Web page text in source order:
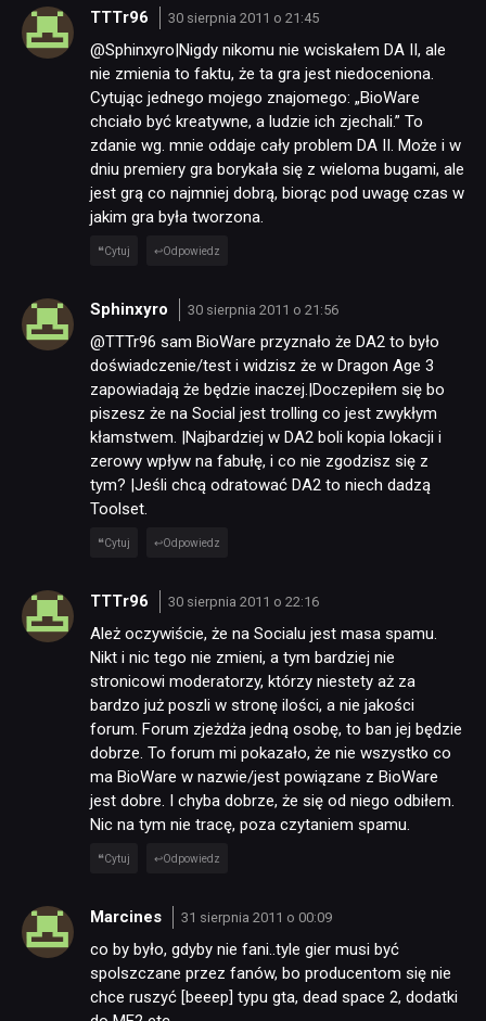
TTTr96 30 sierpnia 2011 o 21:45
@Sphinxyro|Nigdy nikomu nie wciskałem DA II, ale
nie zmienia to faktu, że ta gra jest niedoceniona.
Cytując jednego mojego znajomego: „BioWare
chciało być kreatywne, a ludzie ich zjechali.” To
zdanie wg. mnie oddaje cały problem DA II. Może i w
dniu premiery gra borykała się z wieloma bugami, ale
jest grą co najmniej dobrą, biorąc pod uwagę czas w
jakim gra była tworzona.
Cytuj Odpowiedz
Sphinxyro 30 sierpnia 2011 o 21:56
@TTTr96 sam BioWare przyznało że DA2 to było
doświadczenie/test i widzisz że w Dragon Age 3
zapowiadają że będzie inaczej.|Doczepiłem się bo
piszesz że na Social jest trolling co jest zwykłym
kłamstwem. |Najbardziej w DA2 boli kopia lokacji i
zerowy wpływ na fabułę, i co nie zgodzisz się z
tym? |Jeśli chcą odratować DA2 to niech dadzą
Toolset.
Cytuj Odpowiedz
TTTr96 30 sierpnia 2011 o 22:16
Ależ oczywiście, że na Socialu jest masa spamu.
Nikt i nic tego nie zmieni, a tym bardziej nie
stronicowi moderatorzy, którzy niestety aż za
bardzo już poszli w stronę ilości, a nie jakości
forum. Forum zjeżdża jedną osobę, to ban jej będzie
dobrze. To forum mi pokazało, że nie wszystko co
ma BioWare w nazwie/jest powiązane z BioWare
jest dobre. I chyba dobrze, że się od niego odbiłem.
Nic na tym nie tracę, poza czytaniem spamu.
Cytuj Odpowiedz
Marcines 31 sierpnia 2011 o 00:09
co by było, gdyby nie fani..tyle gier musi być
spolszczane przez fanów, bo producentom się nie
chce ruszyć [beeep] typu gta, dead space 2, dodatki